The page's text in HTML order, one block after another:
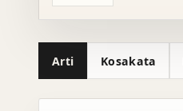
Arti Kosakata